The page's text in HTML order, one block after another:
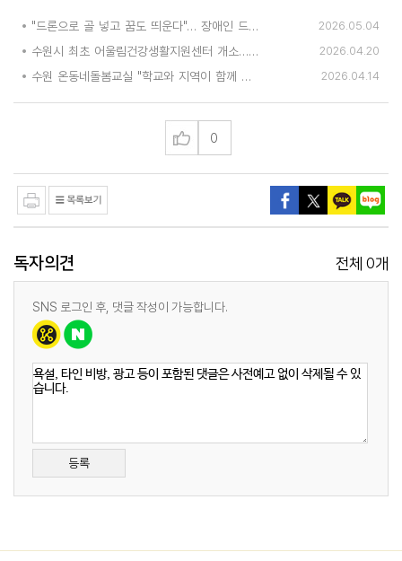
"드론으로 골 넣고 꿈도 띄운다"… 장애인 드론축구 지도자·심판 탄생 2026.05.04
수원시 최초 어울림건강생활지원센터 개소… "AI로 건강 챙기고 치매 예방까지" 2026.04.20
수원 온동네돌봄교실 "학교와 지역이 함께 돌보니 아이들이 더 안전해졌어요" 2026.04.14
0
독자의견 전체 0개
SNS 로그인 후, 댓글 작성이 가능합니다.
등록